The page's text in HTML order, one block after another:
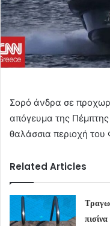
Σορό άνδρα σε
απόγευμα της
θαλάσσια περιοχή του
Related Articles